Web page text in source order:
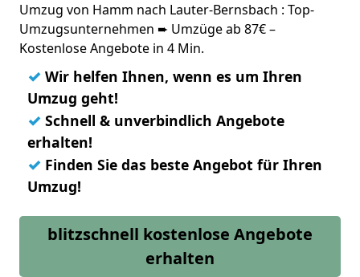
Umzug von Hamm nach Lauter-Bernsbach : Top-
Umzugsunternehmen ➨ Umzüge ab 87€ –
Kostenlose Angebote in 4 Min.
✓ Wir helfen Ihnen, wenn es um Ihren
Umzug geht!
✓ Schnell & unverbindlich Angebote
erhalten!
✓ Finden Sie das beste Angebot für Ihren
Umzug!
blitzschnell kostenlose Angebote
erhalten